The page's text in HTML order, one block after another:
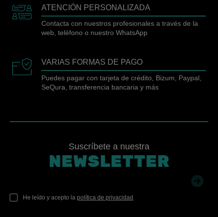
ATENCIÓN PERSONALIZADA
Contacta con nuestros profesionales a través de la
web, teléfono o nuestro WhatsApp
VARIAS FORMAS DE PAGO
Puedes pagar con tarjeta de crédito, Bizum, Paypal,
SeQura, transferencia bancaria y más
Suscríbete a nuestra
NEWSLETTER
He leído y acepto la política de privacidad